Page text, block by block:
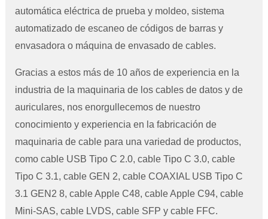
automática eléctrica de prueba y moldeo, sistema
automatizado de escaneo de códigos de barras y
envasadora o máquina de envasado de cables.
Gracias a estos más de 10 años de experiencia en la
industria de la maquinaria de los cables de datos y de
auriculares, nos enorgullecemos de nuestro
conocimiento y experiencia en la fabricación de
maquinaria de cable para una variedad de productos,
como cable USB Tipo C 2.0, cable Tipo C 3.0, cable
Tipo C 3.1, cable GEN 2, cable COAXIAL USB Tipo C
3.1 GEN2 8, cable Apple C48, cable Apple C94, cable
Mini-SAS, cable LVDS, cable SFP y cable FFC.